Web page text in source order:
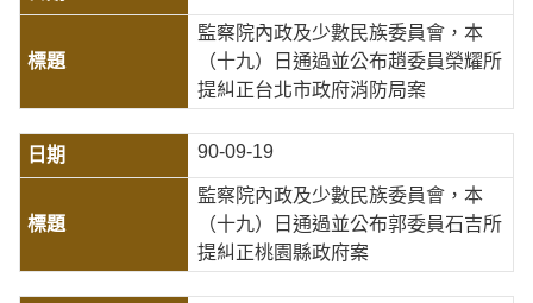
監察院內政及少數民族委員會，本
（十九）日通過並公布趙委員榮耀所
提糾正台北市政府消防局案
90-09-19
監察院內政及少數民族委員會，本
（十九）日通過並公布郭委員石吉所
提糾正桃園縣政府案